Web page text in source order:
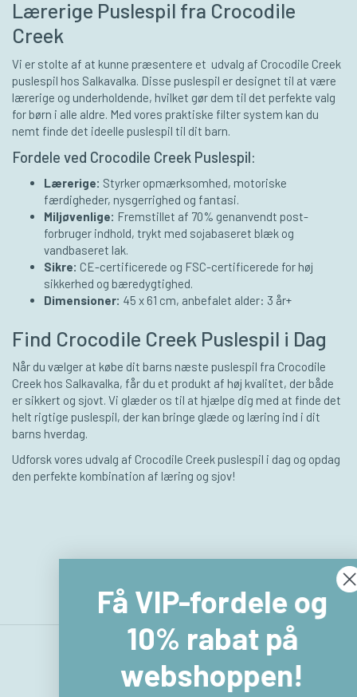
Lærerige Puslespil fra Crocodile
Creek
Vi er stolte af at kunne præsentere et udvalg af Crocodile Creek
puslespil hos Salkavalka. Disse puslespil er designet til at være
lærerige og underholdende, hvilket gør dem til det perfekte valg
for børn i alle aldre. Med vores praktiske filter system kan du
nemt finde det ideelle puslespil til dit barn.
Fordele ved Crocodile Creek Puslespil:
Lærerige: Styrker opmærksomhed, motoriske
færdigheder, nysgerrighed og fantasi.
Miljøvenlige: Fremstillet af 70% genanvendt post-
forbruger indhold, trykt med sojabaseret blæk og
vandbaseret lak.
Sikre: CE-certificerede og FSC-certificerede for høj
sikkerhed og bæredygtighed.
Dimensioner: 45 x 61 cm, anbefalet alder: 3 år+
Find Crocodile Creek Puslespil i Dag
Når du vælger at købe dit barns næste puslespil fra Crocodile
Creek hos Salkavalka, får du et produkt af høj kvalitet, der både
er sikkert og sjovt. Vi glæder os til at hjælpe dig med at finde det
helt rigtige puslespil, der kan bringe glæde og læring ind i dit
barns hverdag.
Udforsk vores udvalg af Crocodile Creek puslespil i dag og opdag
den perfekte kombination af læring og sjov!
Få VIP-fordele og
10% rabat på
webshoppen!